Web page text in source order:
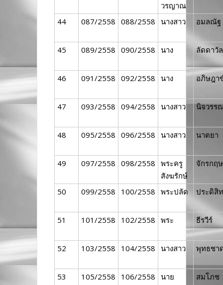
วรญาณ
44 087/2558 088/2558 นางสาว อมลณัฐ
45 089/2558 090/2558 นาง ลัดดาวั
46 091/2558 092/2558 นาง อภิษฎา
47 093/2558 094/2558 นางสาว นิจวรร
48 095/2558 096/2558 นางสาว นาตยา
49 097/2558 098/2558 พระครู
สังฆรักษ์
จักรกฤ
50 099/2558 100/2558 พระปลัด ประดิสิ
51 101/2558 102/2558 พระ ธีรวีร์
52 103/2558 104/2558 นางสาว พุทธชา
53 105/2558 106/2558 นาย สมโภช